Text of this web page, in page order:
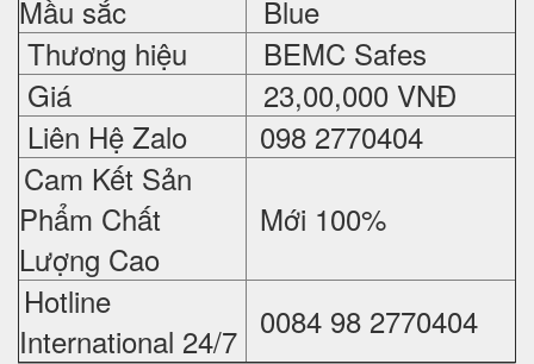
Mầu sắc
Blue
Thương hiệu
BEMC Safes
Giá
23,00,000 VNĐ
Liên Hệ Zalo
098 2770404
Cam Kết Sản
Phẩm Chất
Lượng Cao
Mới 100%
Hotline
International 24/7 0084 98 2770404